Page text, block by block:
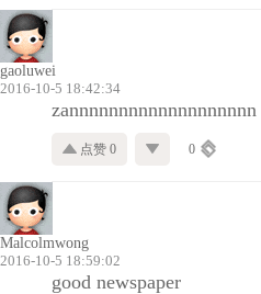
gaoluwei
2016-10-5 18:42:34
zannnnnnnnnnnnnnnnnnn
点赞 0 0
Malcolmwong
2016-10-5 18:59:02
good newspaper